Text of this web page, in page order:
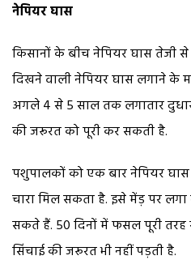
नेपियर घास
किसानों के बीच नेपियर घास तेजी से
दिखने वाली नेपियर घास लगाने के
अगले 4 से 5 साल तक लगातार
की जरूरत को पूरी कर सकती है.
पशुपालकों को एक बार नेपियर
चारा मिल सकता है. इसे मेंड़ पर
सकते हैं. 50 दिनों में फसल पूरी तरह
सिंचाई की जरूरत भी नहीं पड़ती है.